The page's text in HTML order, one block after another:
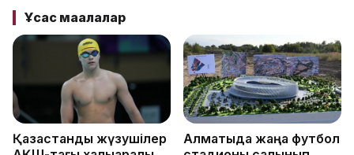
Ұқсас мақалалар
Қазақстандық жүзушілер
Алматыда жаңа футбол